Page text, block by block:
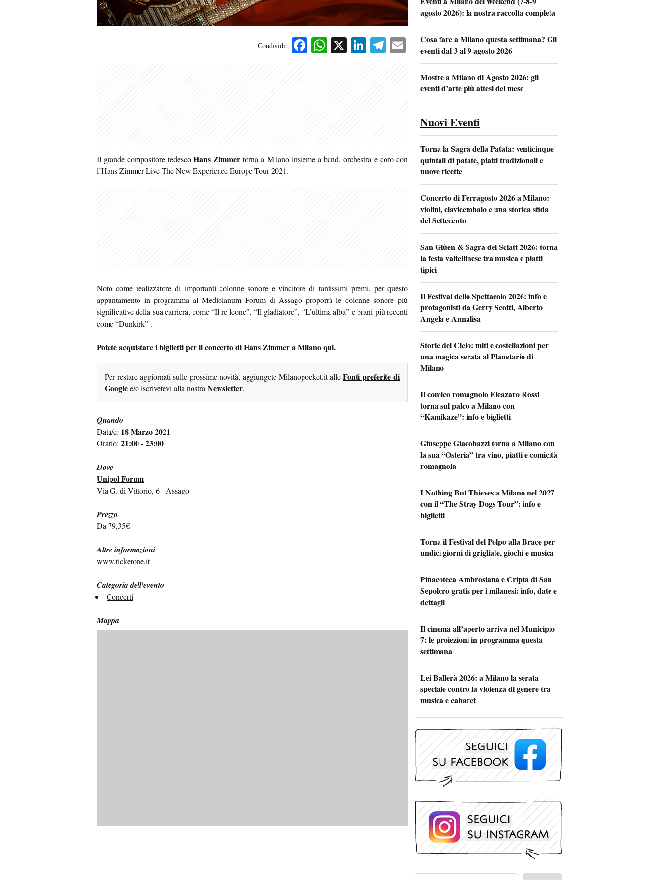
Condividi: Facebook
WhatsApp
X LinkedIn
Telegram
Email
Il grande compositore tedesco Hans Zimmer torna a Milano insieme a band, orchestra e coro con
l’Hans Zimmer Live The New Experience Europe Tour 2021.
Noto come realizzatore di importanti colonne sonore e vincitore di tantissimi premi, per questo
appuntamento in programma al Mediolanum Forum di Assago proporrà le colonne sonore più
significative della sua carriera, come “Il re leone”, “Il gladiatore”, “L’ultima alba” e brani più recenti
come “Dunkirk” .
Potete acquistare i biglietti per il concerto di Hans Zimmer a Milano qui.
Per restare aggiornati sulle prossime novità, aggiungete Milanopocket.it alleFonti preferite di
Googlee/o iscrivetevi alla nostraNewsletter.
Quando
Data/e: 18 Marzo 2021
Orario: 21:00 - 23:00
Dove
Unipol Forum
Via G. di Vittorio, 6 - Assago
Prezzo
Da 79,35€
Altre informazioni
www.ticketone.it
Categoria dell'evento
Concerti
Mappa
agosto 2026): la nostra raccolta completa
Cosa fare a Milano questa settimana? Gli
eventi dal 3 al 9 agosto 2026
Mostre a Milano di Agosto 2026: gli
eventi d’arte più attesi del mese
Nuovi Eventi
Torna la Sagra della Patata: venticinque
quintali di patate, piatti tradizionali e
nuove ricette
Concerto di Ferragosto 2026 a Milano:
violini, clavicembalo e una storica sfida
del Settecento
San Giùen & Sagra dei Sciatt 2026: torna
la festa valtellinese tra musica e piatti
tipici
Il Festival dello Spettacolo 2026: info e
protagonisti da Gerry Scotti, Alberto
Angela e Annalisa
Storie del Cielo: miti e costellazioni per
una magica serata al Planetario di
Milano
Il comico romagnolo Eleazaro Rossi
torna sul palco a Milano con
“Kamikaze”: info e biglietti
Giuseppe Giacobazzi torna a Milano con
la sua “Osteria” tra vino, piatti e comicità
romagnola
I Nothing But Thieves a Milano nel 2027
con il “The Stray Dogs Tour”: info e
biglietti
Torna il Festival del Polpo alla Brace per
undici giorni di grigliate, giochi e musica
Pinacoteca Ambrosiana e Cripta di San
Sepolcro gratis per i milanesi: info, date e
dettagli
Il cinema all’aperto arriva nel Municipio
7: le proiezioni in programma questa
settimana
Lei Ballerà 2026: a Milano la serata
speciale contro la violenza di genere tra
musica e cabaret